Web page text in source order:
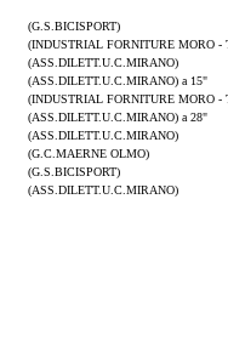
(G.S.BICISPORT)
(INDUSTRIAL FORNITURE MORO -
(ASS.DILETT.U.C.MIRANO)
(ASS.DILETT.U.C.MIRANO) a 15"
(INDUSTRIAL FORNITURE MORO -
(ASS.DILETT.U.C.MIRANO) a 28"
(ASS.DILETT.U.C.MIRANO)
(G.C.MAERNE OLMO)
(G.S.BICISPORT)
(ASS.DILETT.U.C.MIRANO)